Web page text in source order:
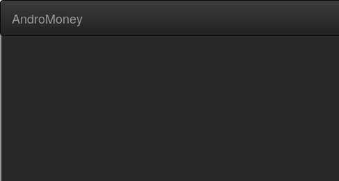
AndroMoney